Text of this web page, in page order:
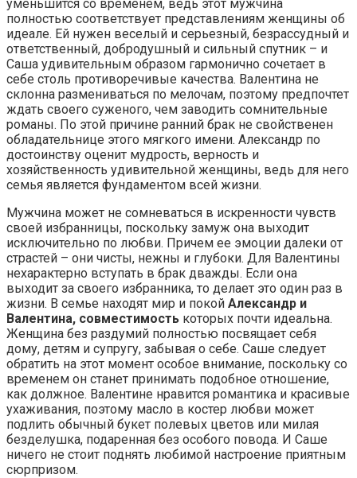
уменьшится со временем, ведь этот мужчина
полностью соответствует представлениям женщины об
идеале. Ей нужен веселый и серьезный, безрассудный и
ответственный, добродушный и сильный спутник – и
Саша удивительным образом гармонично сочетает в
себе столь противоречивые качества. Валентина не
склонна размениваться по мелочам, поэтому предпочтет
ждать своего суженого, чем заводить сомнительные
романы. По этой причине ранний брак не свойственен
обладательнице этого мягкого имени. Александр по
достоинству оценит мудрость, верность и
хозяйственность удивительной женщины, ведь для него
семья является фундаментом всей жизни.
Мужчина может не сомневаться в искренности чувств
своей избранницы, поскольку замуж она выходит
исключительно по любви. Причем ее эмоции далеки от
страстей – они чисты, нежны и глубоки. Для Валентины
нехарактерно вступать в брак дважды. Если она
выходит за своего избранника, то делает это один раз в
жизни. В семье находят мир и покой Александр и
Валентина, совместимость которых почти идеальна.
Женщина без раздумий полностью посвящает себя
дому, детям и супругу, забывая о себе. Саше следует
обратить на этот момент особое внимание, поскольку со
временем он станет принимать подобное отношение,
как должное. Валентине нравится романтика и красивые
ухаживания, поэтому масло в костер любви может
подлить обычный букет полевых цветов или милая
безделушка, подаренная без особого повода. И Саше
ничего не стоит поднять любимой настроение приятным
сюрпризом.